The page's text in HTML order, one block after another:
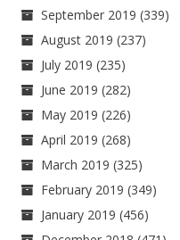
September 2019 (339)
August 2019 (237)
July 2019 (235)
June 2019 (282)
May 2019 (226)
April 2019 (268)
March 2019 (325)
February 2019 (349)
January 2019 (456)